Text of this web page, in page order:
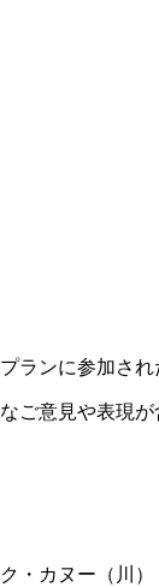
ランに参加され
ご意見や表現が
・カヌー（川）